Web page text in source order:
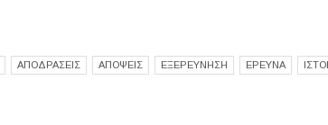
ΑΠΟΔΡΑΣΕΙΣ ΑΠΟΨΕΙΣ ΕΞΕΡΕΥΝΗΣΗ ΕΡΕΥΝΑ